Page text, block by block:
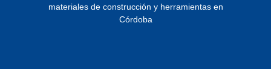
materiales de construcción y herramientas en
Córdoba